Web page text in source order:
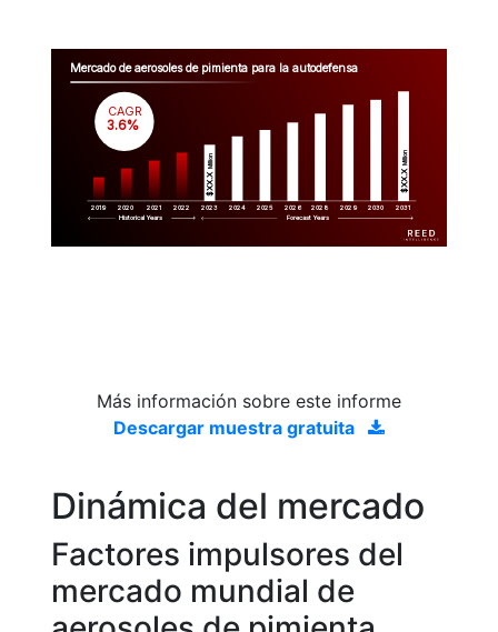
Mercado de aerosoles de pimienta para la autodefensa
2019 2020 2021 2022 2023 2024 2025 2026 2028 2029 2030 2031
$XX.X
Million
$XX.X
Million
CAGR
3.6%
Historical Years Forecast Years
Más información sobre este informe
Descargar muestra gratuita
Dinámica del mercado
Factores impulsores del
mercado mundial de